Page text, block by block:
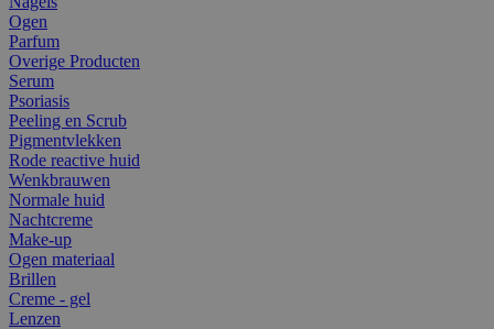
Ogen
Parfum
Overige Producten
Serum
Psoriasis
Peeling en Scrub
Pigmentvlekken
Rode reactive huid
Wenkbrauwen
Normale huid
Nachtcreme
Make-up
Ogen materiaal
Brillen
Creme - gel
Lenzen